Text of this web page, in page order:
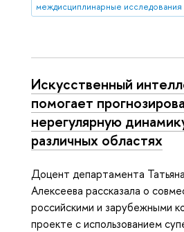
междисциплинарные исследования
Искусственный
помогает
нерегулярную
различных областях
Доцент департамента
Алексеева рассказала о
российскими и зарубежными
проекте с использованием